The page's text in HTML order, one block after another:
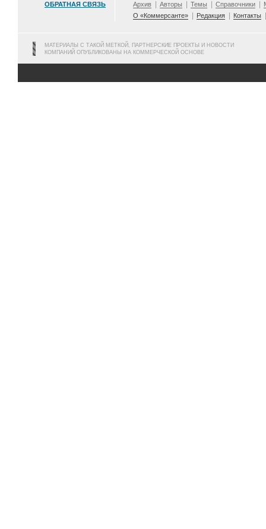
ОБРАТНАЯ СВЯЗЬ Архив Авторы Темы Справочники
О «Коммерсанте»
Редакция Контакты
МАТЕРИАЛЫ С ТАКОЙ МЕТКОЙ, ПАРТНЕРСКИЕ ПРОЕКТЫ И НОВОСТИ
КОМПАНИЙ ОПУБЛИКОВАНЫ НА КОММЕРЧЕСКОЙ ОСНОВЕ